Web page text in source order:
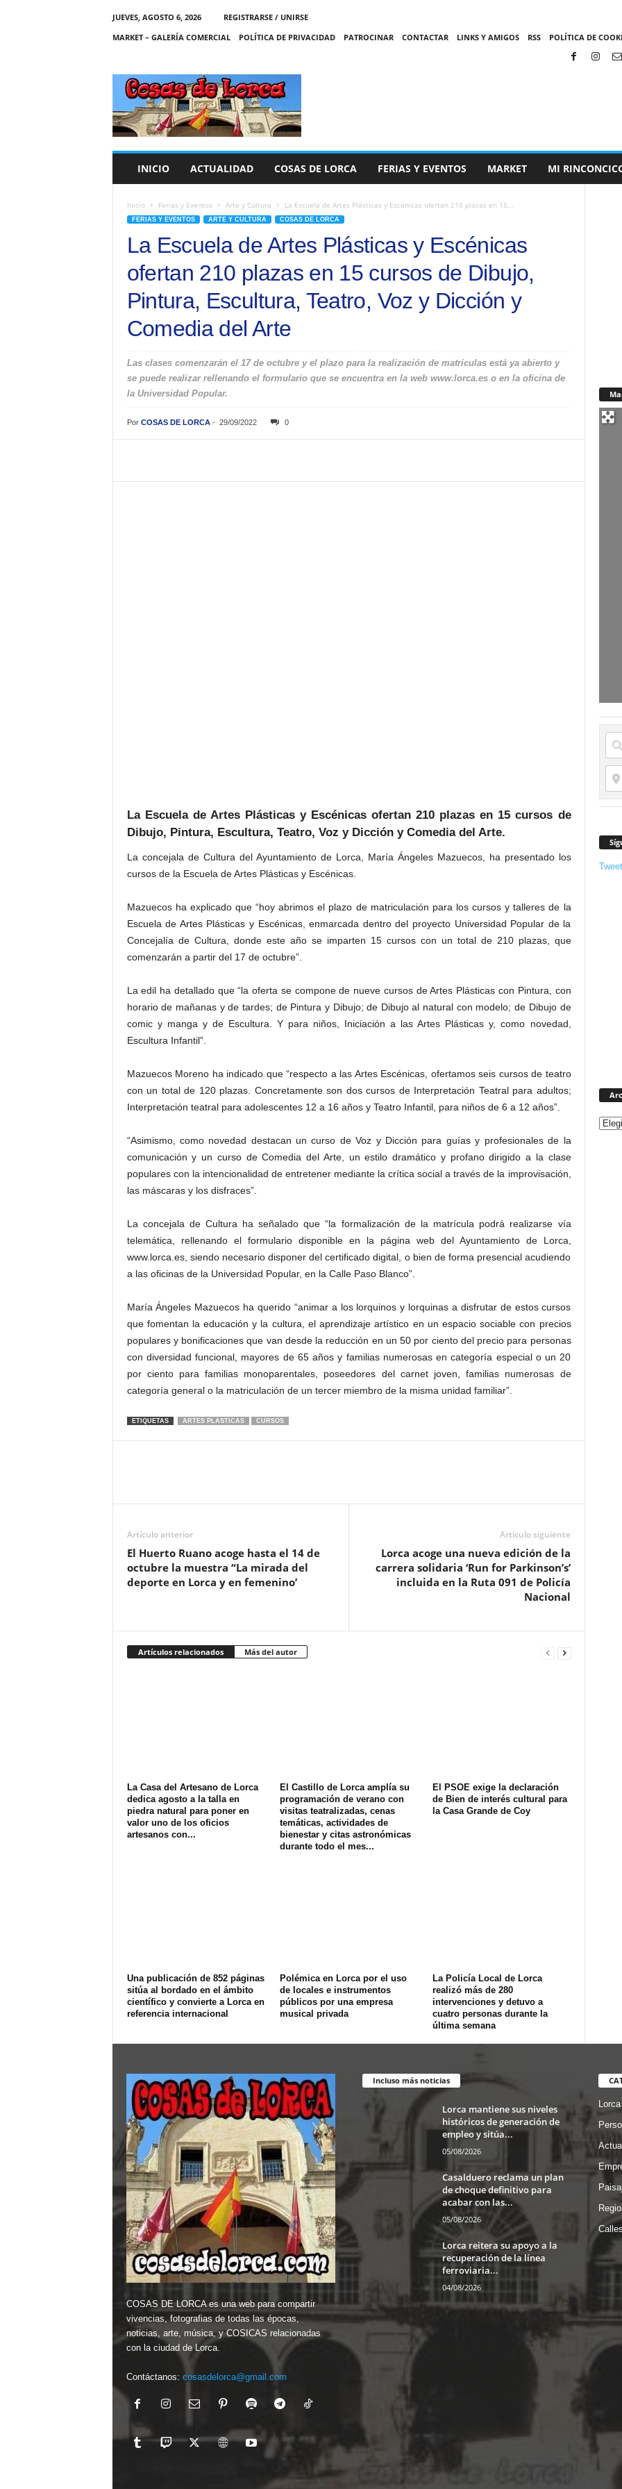
JUEVES, AGOSTO 6, 2026
REGISTRARSE / UNIRSE
MARKET – GALERÍA COMERCIAL
POLÍTICA DE PRIVACIDAD PATROCINAR CONTACTAR LINKS Y AMIGOS RSS POLÍTICA DE
C
A
S
INICIO ACTUALIDAD COSAS DE LORCA FERIAS Y EVENTOS MARKET MI
Inicio Ferias y Eventos Arte y Cultura La Escuela de Artes Plásticas y Escénicas ofertan 210 plazas en 15...
FERIAS Y EVENTOS ARTE Y CULTURA COSAS DE LORCA
La Escuela de Artes Plásticas y Escénicas
ofertan 210 plazas en 15 cursos de Dibujo,
Pintura, Escultura, Teatro, Voz y Dicción y
Comedia del Arte
Las clases comenzarán el 17 de octubre y el plazo para la realización de matrículas está ya abierto y
se puede realizar rellenando el formulario que se encuentra en la web www.lorca.es o en la oficina de
la Universidad Popular.
Por COSAS DE LORCA- 29/09/2022 0
La Escuela de Artes Plásticas y Escénicas ofertan 210 plazas en 15 cursos de
Dibujo, Pintura, Escultura, Teatro, Voz y Dicción y Comedia del Arte.
La concejala de Cultura del Ayuntamiento de Lorca, María Ángeles Mazuecos, ha presentado los
cursos de la Escuela de Artes Plásticas y Escénicas.
Mazuecos ha explicado que “hoy abrimos el plazo de matriculación para los cursos y talleres de la
Escuela de Artes Plásticas y Escénicas, enmarcada dentro del proyecto Universidad Popular de la
Concejalía de Cultura, donde este año se imparten 15 cursos con un total de 210 plazas, que
comenzarán a partir del 17 de octubre”.
La edil ha detallado que “la oferta se compone de nueve cursos de Artes Plásticas con Pintura, con
horario de mañanas y de tardes; de Pintura y Dibujo; de Dibujo al natural con modelo; de Dibujo de
comic y manga y de Escultura. Y para niños, Iniciación a las Artes Plásticas y, como novedad,
Escultura Infantil”.
Mazuecos Moreno ha indicado que “respecto a las Artes Escénicas, ofertamos seis cursos de teatro
con un total de 120 plazas. Concretamente son dos cursos de Interpretación Teatral para adultos;
Interpretación teatral para adolescentes 12 a 16 años y Teatro Infantil, para niños de 6 a 12 años”.
“Asimismo, como novedad destacan un curso de Voz y Dicción para guías y profesionales de la
comunicación y un curso de Comedia del Arte, un estilo dramático y profano dirigido a la clase
populares con la intencionalidad de entretener mediante la crítica social a través de la improvisación,
las máscaras y los disfraces”.
La concejala de Cultura ha señalado que “la formalización de la matrícula podrá realizarse vía
telemática, rellenando el formulario disponible en la página web del Ayuntamiento de Lorca,
www.lorca.es, siendo necesario disponer del certificado digital, o bien de forma presencial acudiendo
a las oficinas de la Universidad Popular, en la Calle Paso Blanco”.
María Ángeles Mazuecos ha querido “animar a los lorquinos y lorquinas a disfrutar de estos cursos
que fomentan la educación y la cultura, el aprendizaje artístico en un espacio sociable con precios
populares y bonificaciones que van desde la reducción en un 50 por ciento del precio para personas
con diversidad funcional, mayores de 65 años y familias numerosas en categoría especial o un 20
por ciento para familias monoparentales, poseedores del carnet joven, familias numerosas de
categoría general o la matriculación de un tercer miembro de la misma unidad familiar”.
ETIQUETAS ARTES PLASTICAS CURSOS
Artículo anterior
El Huerto Ruano acoge hasta el 14 de
octubre la muestra “La mirada del
deporte en Lorca y en femenino’
Artículo siguiente
Lorca acoge una nueva edición de la
carrera solidaria ‘Run for Parkinson’s’
incluida en la Ruta 091 de Policía
Nacional
Artículos relacionados Más del autor
La Casa del Artesano de Lorca
dedica agosto a la talla en
piedra natural para poner en
valor uno de los oficios
artesanos con...
El Castillo de Lorca amplía su
programación de verano con
visitas teatralizadas, cenas
temáticas, actividades de
bienestar y citas astronómicas
durante todo el mes...
El PSOE exige la declaración
de Bien de interés cultural para
la Casa Grande de Coy
Una publicación de 852 páginas
sitúa al bordado en el ámbito
científico y convierte a Lorca en
referencia internacional
Polémica en Lorca por el uso
de locales e instrumentos
públicos por una empresa
musical privada
La Policía Local de Lorca
realizó más de 280
intervenciones y detuvo a
cuatro personas durante la
última semana
COSAS DE LORCA es una web para compartir
vivencias, fotografias de todas las épocas,
noticias, arte, música, y COSICAS relacionadas
con la ciudad de Lorca.
Contáctanos: cosasdelorca@gmail.com
Incluso más noticias
Lorca mantiene sus niveles
históricos de generación de
empleo y sitúa...
05/08/2026
Casalduero reclama un plan
de choque definitivo para
acabar con las...
05/08/2026
Lorca reitera su apoyo a la
recuperación de la línea
ferroviaria...
04/08/2026
Lorca